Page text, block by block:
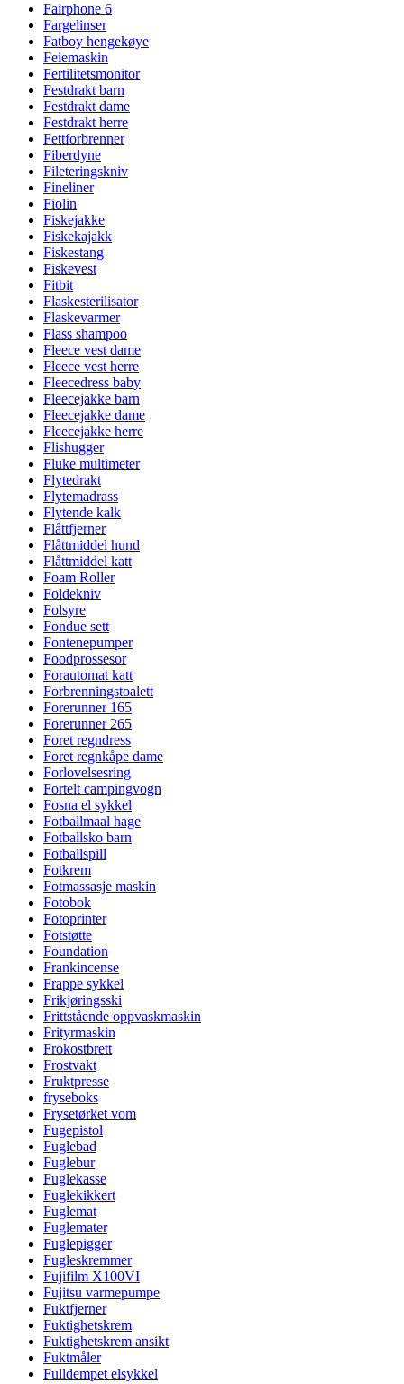
Fairphone 6
Fargelinser
Fatboy hengekøye
Feiemaskin
Fertilitetsmonitor
Festdrakt barn
Festdrakt dame
Festdrakt herre
Fettforbrenner
Fiberdyne
Fileteringskniv
Fineliner
Fiolin
Fiskejakke
Fiskekajakk
Fiskestang
Fiskevest
Fitbit
Flaskesterilisator
Flaskevarmer
Flass shampoo
Fleece vest dame
Fleece vest herre
Fleecedress baby
Fleecejakke barn
Fleecejakke dame
Fleecejakke herre
Flishugger
Fluke multimeter
Flytedrakt
Flytemadrass
Flytende kalk
Flåttfjerner
Flåttmiddel hund
Flåttmiddel katt
Foam Roller
Foldekniv
Folsyre
Fondue sett
Fontenepumper
Foodprossesor
Forautomat katt
Forbrenningstoalett
Forerunner 165
Forerunner 265
Foret regndress
Foret regnkåpe dame
Forlovelsesring
Fortelt campingvogn
Fosna el sykkel
Fotballmaal hage
Fotballsko barn
Fotballspill
Fotkrem
Fotmassasje maskin
Fotobok
Fotoprinter
Fotstøtte
Foundation
Frankincense
Frappe sykkel
Frikjøringsski
Frittstående oppvaskmaskin
Frityrmaskin
Frokostbrett
Frostvakt
Fruktpresse
fryseboks
Frysetørket vom
Fugepistol
Fuglebad
Fuglebur
Fuglekasse
Fuglekikkert
Fuglemat
Fuglemater
Fuglepigger
Fugleskremmer
Fujifilm X100VI
Fujitsu varmepumpe
Fuktfjerner
Fuktighetskrem
Fuktighetskrem ansikt
Fuktmåler
Fulldempet elsykkel